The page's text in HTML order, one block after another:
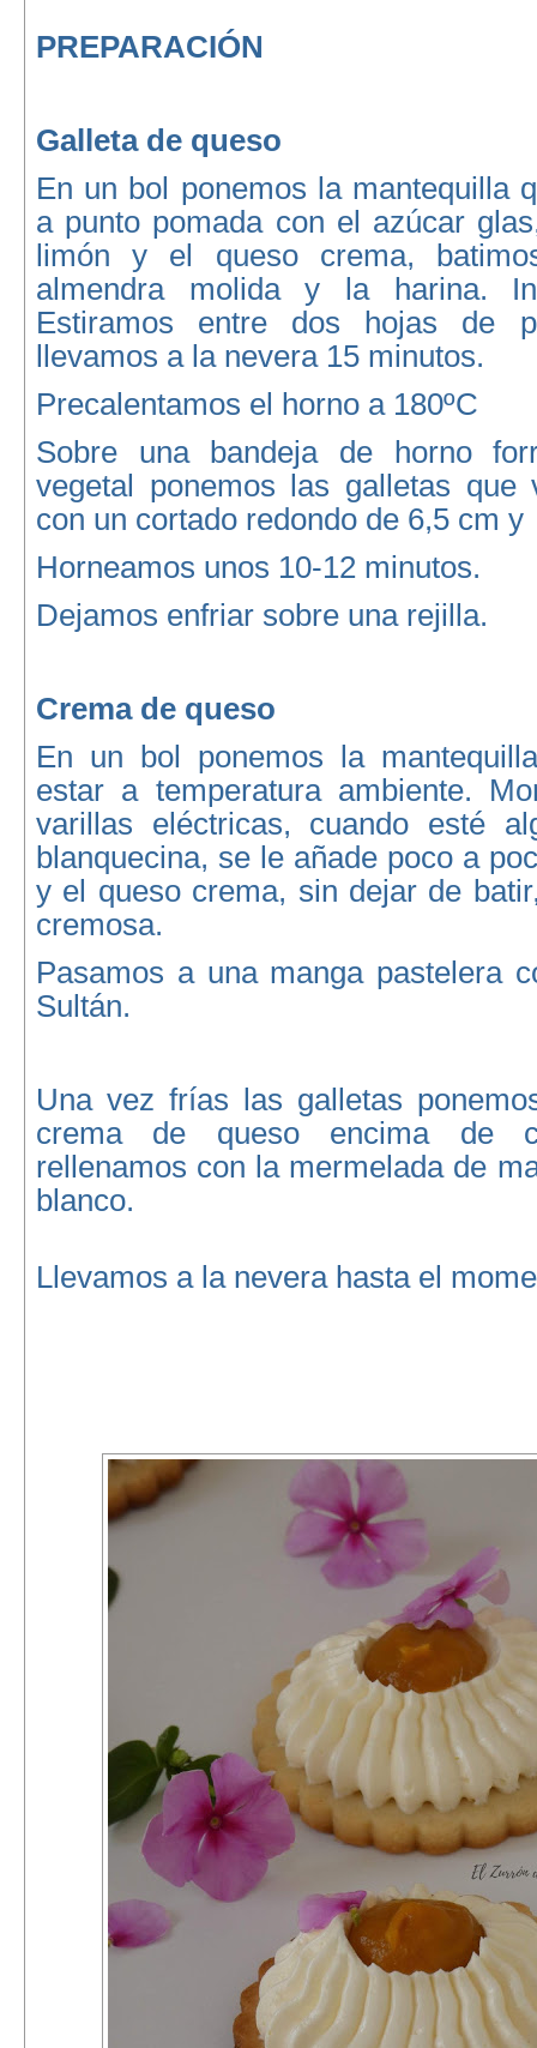
PREPARACIÓN
Galleta de queso
En un bol ponemos la mantequilla
a punto pomada con el azúcar
limón y el queso crema,
almendra molida y la harina.
Estiramos entre dos hojas de
llevamos a la nevera 15 minutos.
Precalentamos el horno a 180ºC
Sobre una bandeja de horno
vegetal ponemos las galletas que
con un cortado redondo de 6,5 cm
Horneamos unos 10-12 minutos.
Dejamos enfriar sobre una rejilla.
Crema de queso
En un bol ponemos la
estar a temperatura ambiente.
varillas eléctricas, cuando esté
blanquecina, se le añade poco a
y el queso crema, sin dejar de
cremosa.
Pasamos a una manga pastelera
Sultán.
Una vez frías las galletas
crema de queso encima de
rellenamos con la mermelada de
blanco.
Llevamos a la nevera hasta el